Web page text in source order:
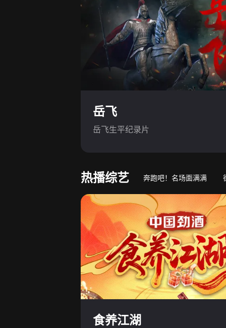
岳飞
岳飞生平纪录片
热播综艺 奔跑吧！名场面满满
食养江湖